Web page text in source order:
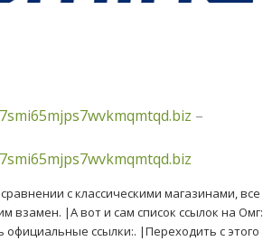
–
с классическими магазинами, все
взамен. |А вот и сам список ссылок на Омг:
ссылки:. |Переходить с этого